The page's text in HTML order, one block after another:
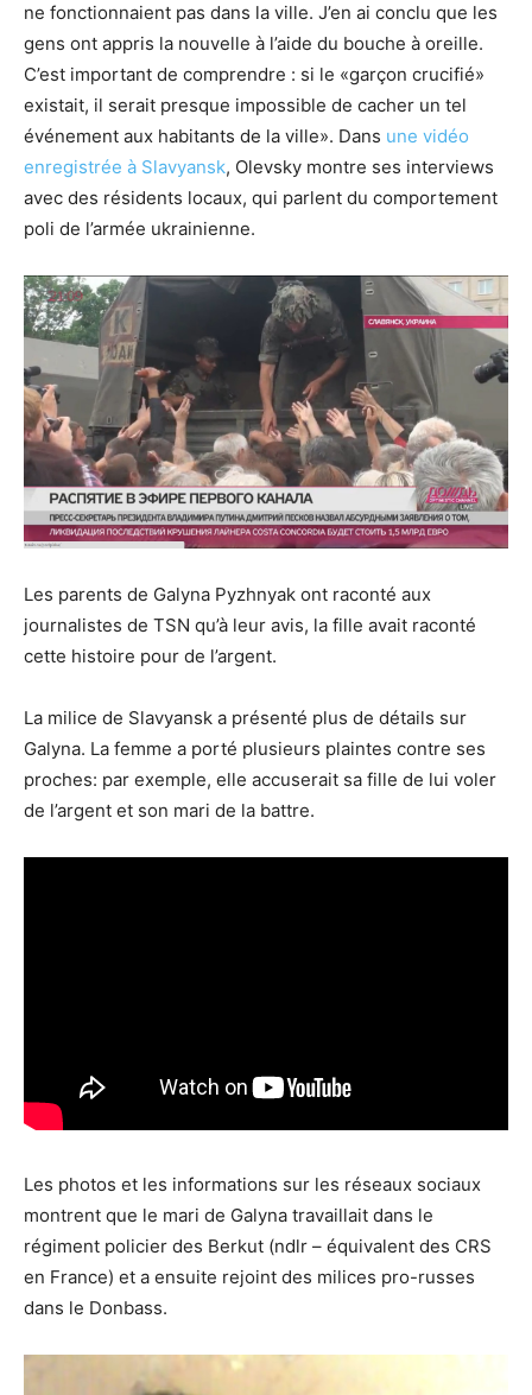
ne fonctionnaient pas dans la ville. J’en ai conclu que les
gens ont appris la nouvelle à l’aide du bouche à oreille.
C’est important de comprendre : si le «garçon crucifié»
existait, il serait presque impossible de cacher un tel
événement aux habitants de la ville». Dans une vidéo
enregistrée à Slavyansk, Olevsky montre ses interviews
avec des résidents locaux, qui parlent du comportement
poli de l’armée ukrainienne.
Les parents de Galyna Pyzhnyak ont raconté aux
journalistes de TSN qu’à leur avis, la fille avait raconté
cette histoire pour de l’argent.
La milice de Slavyansk a présenté plus de détails sur
Galyna. La femme a porté plusieurs plaintes contre ses
proches: par exemple, elle accuserait sa fille de lui voler
de l’argent et son mari de la battre.
Les photos et les informations sur les réseaux sociaux
montrent que le mari de Galyna travaillait dans le
régiment policier des Berkut (ndlr – équivalent des CRS
en France) et a ensuite rejoint des milices pro-russes
dans le Donbass.